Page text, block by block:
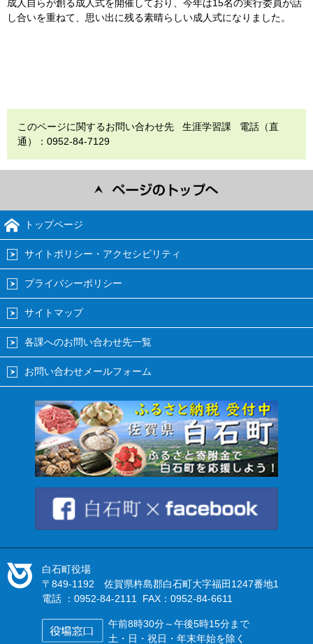
成人自らが創る成人式を開催しており、今年は15名の実行委員が話
し合いを重ねて、思い出に残る素晴らしい成人式になりました。
このページに関するお問い合わせ先 生涯学習課 電話（直
通）：0952-84-7129
トップページ
サイトポリシー・アクセシビリティ
プライバシーポリシー
サイトマップ
各課へのお問い合わせ先一覧
お問い合わせメールフォーム
白石町役場
〒849-1192 佐賀県杵島郡白石町大字福田1247番地1
電話 ：0952-84-2111 FAX：0952-84-6611
午前8時30分～午後5時15分まで
土・日・祝日・年末年始を除く